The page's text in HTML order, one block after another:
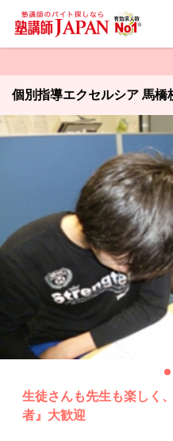
個別指導エクセルシア 馬橋
生徒さんも先生も楽しく
者』大歓迎